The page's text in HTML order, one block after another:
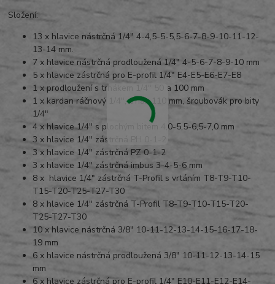
Složení:
13 x hlavice nástrčná 1/4" 4-4,5-5-5,5-6-7-8-9-10-11-12-
13-14 mm.
7 x hlavice nástrčná prodloužená 1/4" 4-5-6-7-8-9-10 mm
5 x hlavice zástrčná pro E-profil 1/4" E4-E5-E6-E7-E8
1 x prodloužení s trhákem 1/4" 50 a 100 mm
1 x kardan ráčnový 1/4", trhák 110 mm, šroubovák pro bity
1/4"
4 x hlavice 1/4" s plochým bitem 4,0-5,5-6,5-7,0 mm
3 x hlavice 1/4" zástrčná PH 0-1-2
3 x hlavice 1/4" zástrčná PZ 0-1-2
3 x hlavice 1/4" zástrčná imbus 3-4-5-6 mm
8 x hlavice 1/4" zástrčná T-Profil s vrtáním T8-T9-T10-
T15-T20-T25-T27-T30
8 x hlavice 1/4" zástrčná T-Profil T8-T9-T10-T15-T20-
T25-T27-T30
10 x hlavice nástrčná 3/8" 10-11-12-13-14-15-16-17-18-
19 mm
6 x hlavice nástrčná prodloužená 3/8" 10-11-12-13-14-15
mm
6 x hlavice zástrčná pro E-profil 1/4" E10-E11-E12-E14-